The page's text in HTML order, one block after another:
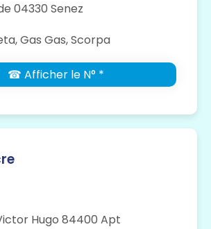
04330 Senez
Gas Gas, Scorpa
☎ Afficher le N° *
Hugo 84400 Apt